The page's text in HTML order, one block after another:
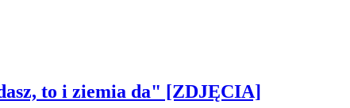
to i ziemia da" [ZDJĘCIA]